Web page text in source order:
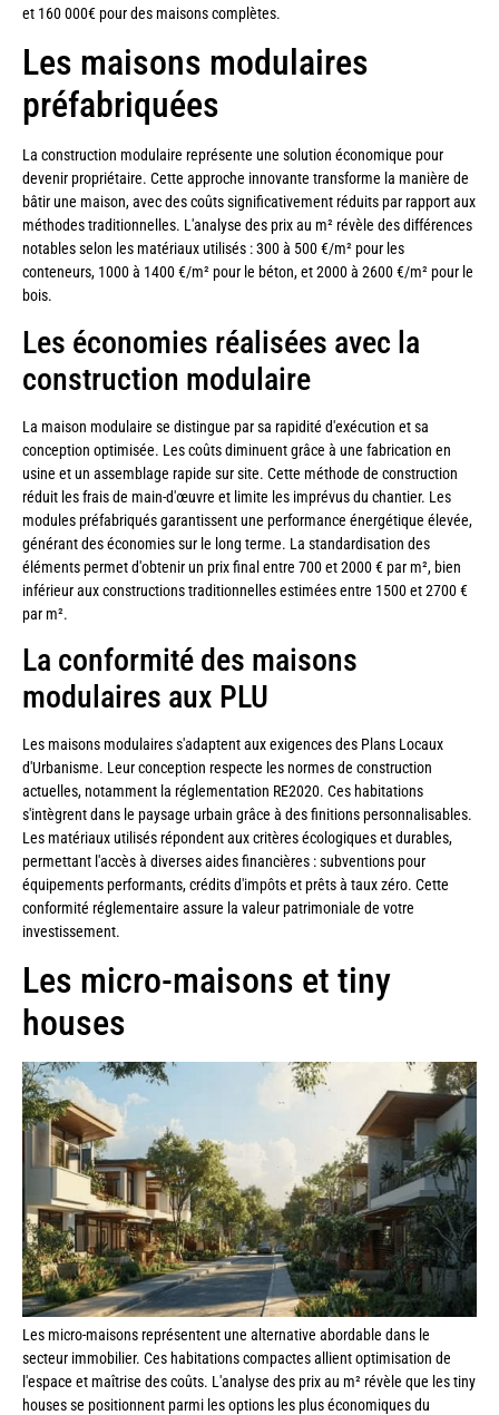
et 160 000€ pour des maisons complètes.
Les maisons modulaires
préfabriquées
La construction modulaire représente une solution économique pour
devenir propriétaire. Cette approche innovante transforme la manière de
bâtir une maison, avec des coûts significativement réduits par rapport aux
méthodes traditionnelles. L'analyse des prix au m² révèle des différences
notables selon les matériaux utilisés : 300 à 500 €/m² pour les
conteneurs, 1000 à 1400 €/m² pour le béton, et 2000 à 2600 €/m² pour le
bois.
Les économies réalisées avec la
construction modulaire
La maison modulaire se distingue par sa rapidité d'exécution et sa
conception optimisée. Les coûts diminuent grâce à une fabrication en
usine et un assemblage rapide sur site. Cette méthode de construction
réduit les frais de main-d'œuvre et limite les imprévus du chantier. Les
modules préfabriqués garantissent une performance énergétique élevée,
générant des économies sur le long terme. La standardisation des
éléments permet d'obtenir un prix final entre 700 et 2000 € par m², bien
inférieur aux constructions traditionnelles estimées entre 1500 et 2700 €
par m².
La conformité des maisons
modulaires aux PLU
Les maisons modulaires s'adaptent aux exigences des Plans Locaux
d'Urbanisme. Leur conception respecte les normes de construction
actuelles, notamment la réglementation RE2020. Ces habitations
s'intègrent dans le paysage urbain grâce à des finitions personnalisables.
Les matériaux utilisés répondent aux critères écologiques et durables,
permettant l'accès à diverses aides financières : subventions pour
équipements performants, crédits d'impôts et prêts à taux zéro. Cette
conformité réglementaire assure la valeur patrimoniale de votre
investissement.
Les micro-maisons et tiny
houses
Les micro-maisons représentent une alternative abordable dans le
secteur immobilier. Ces habitations compactes allient optimisation de
l'espace et maîtrise des coûts. L'analyse des prix au m² révèle que les tiny
houses se positionnent parmi les options les plus économiques du